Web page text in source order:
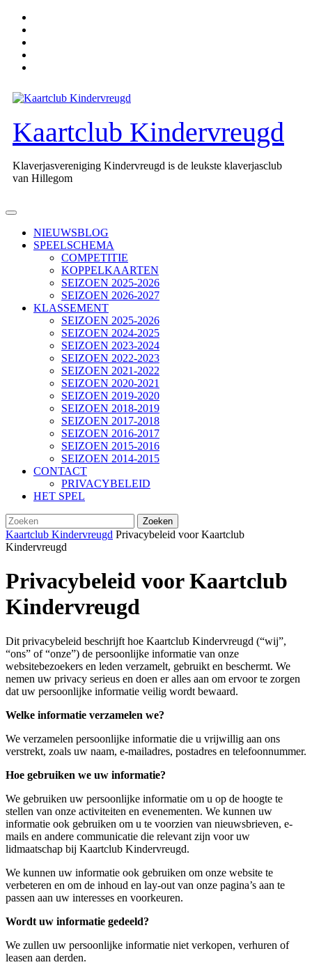
naar
inhoud
Kaartclub Kindervreugd
Klaverjasvereniging Kindervreugd is de leukste klaverjasclub
van Hillegom
Open
NIEUWSBLOG
SPEELSCHEMA
COMPETITIE
KOPPELKAARTEN
SEIZOEN 2025-2026
SEIZOEN 2026-2027
KLASSEMENT
SEIZOEN 2025-2026
SEIZOEN 2024-2025
SEIZOEN 2023-2024
SEIZOEN 2022-2023
SEIZOEN 2021-2022
SEIZOEN 2020-2021
SEIZOEN 2019-2020
SEIZOEN 2018-2019
SEIZOEN 2017-2018
SEIZOEN 2016-2017
SEIZOEN 2015-2016
SEIZOEN 2014-2015
CONTACT
PRIVACYBELEID
HET SPEL
SLUIT
KNOP
Zoek
naar:
Kaartclub Kindervreugd Privacybeleid voor Kaartclub
Kindervreugd
Privacybeleid voor Kaartclub
Kindervreugd
Dit privacybeleid beschrijft hoe Kaartclub Kindervreugd (“wij”,
“ons” of “onze”) de persoonlijke informatie van onze
websitebezoekers en leden verzamelt, gebruikt en beschermt. We
nemen uw privacy serieus en doen er alles aan om ervoor te zorgen
dat uw persoonlijke informatie veilig wordt bewaard.
Welke informatie verzamelen we?
We verzamelen persoonlijke informatie die u vrijwillig aan ons
verstrekt, zoals uw naam, e-mailadres, postadres en telefoonnummer.
Hoe gebruiken we uw informatie?
We gebruiken uw persoonlijke informatie om u op de hoogte te
stellen van onze activiteiten en evenementen. We kunnen uw
informatie ook gebruiken om u te voorzien van nieuwsbrieven, e-
mails en andere communicatie die relevant zijn voor uw
lidmaatschap bij Kaartclub Kindervreugd.
We kunnen uw informatie ook gebruiken om onze website te
verbeteren en om de inhoud en lay-out van onze pagina’s aan te
passen aan uw interesses en voorkeuren.
Wordt uw informatie gedeeld?
We zullen uw persoonlijke informatie niet verkopen, verhuren of
leasen aan derden.